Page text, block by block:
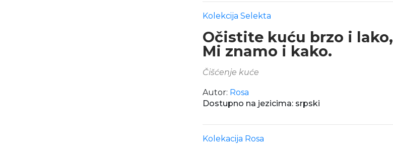
Kolekcija Selekta
Očistite kuću brzo i lako,
Mi znamo i kako.
Čišćenje kuće
Autor: Rosa
Dostupno na jezicima: srpski
Kolekacija Rosa